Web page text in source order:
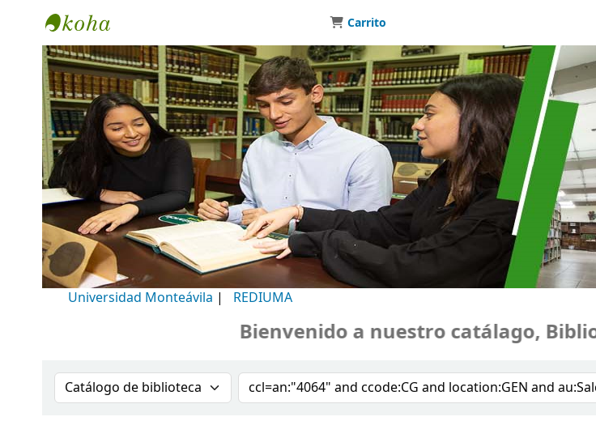
Biblioteca Universidad Monteávila
Carrito
Universidad Monteávila | REDIUMA
Bienvenido a nuestro catálago,
Buscar en el catálogo por:Buscar en el catálogo